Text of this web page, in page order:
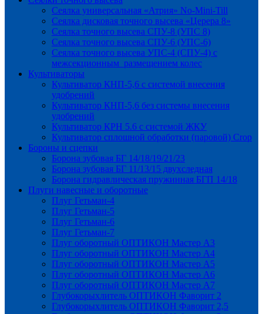
Сеялка универсальная «Атрия» No-Mini-Till
Сеялка дисковая точного высева «Церера 8»
Сеялка точного высева СПУ-8 (УПС 8)
Сеялка точного высева СПУ-6 (УПС-6)
Сеялка точного высева УПС-4 (СПУ-4) с
межсекционным размещением колес
Культиваторы
Культиватор КНП-5,6 с системой внесения
удобрений
Культиватор КНП-5,6 без системы внесения
удобрений
Культиватор КРН 5.6 с системой ЖКУ
Культиватор сплошной обработки (паровой) Crop
Бороны и сцепки
Борона зубовая БГ 14/18/19/21/23
Борона зубовая БГ 11/13/15 двухследная
Борона гидравлическая пружинная БГП 14/18
Плуги навесные и оборотные
Плуг Гетьман-4
Плуг Гетьман-5
Плуг Гетьман-6
Плуг Гетьман-7
Плуг оборотный ОПТИКОН Мастер А3
Плуг оборотный ОПТИКОН Мастер А4
Плуг оборотный ОПТИКОН Мастер А5
Плуг оборотный ОПТИКОН Мастер А6
Плуг оборотный ОПТИКОН Мастер А7
Глубокорыхлитель ОПТИКОН Фаворит 2
Глубокорыхлитель ОПТИКОН Фаворит 2,5